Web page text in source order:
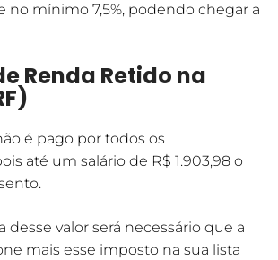
no mínimo 7,5%, podendo chegar a
Renda Retido na
é pago por todos os
até um salário de R$ 1.903,98 o
desse valor será necessário que a
mais esse imposto na sua lista